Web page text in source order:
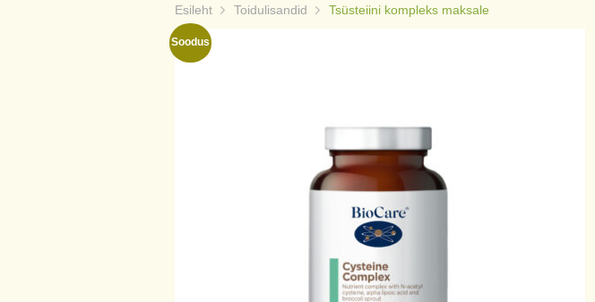
Esileht Toidulisandid Tsüsteiini kompleks maksale
Soodus